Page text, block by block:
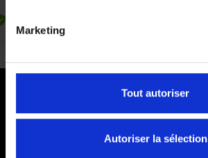
Marketing
Tout autoriser
Autoriser la sélection
Cartes bancaires - PayPal